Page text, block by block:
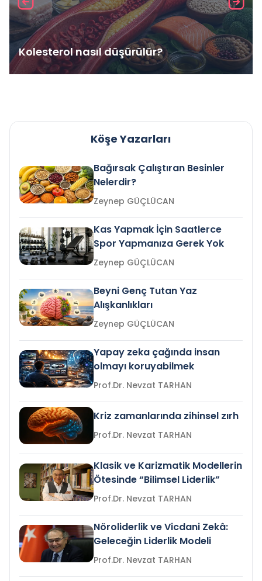
Kolesterol nasıl düşürülür?
Köşe Yazarları
Bağırsak Çalıştıran Besinler
Nelerdir?
Zeynep GÜÇLÜCAN
Kas Yapmak İçin Saatlerce
Spor Yapmanıza Gerek Yok
Zeynep GÜÇLÜCAN
Beyni Genç Tutan Yaz
Alışkanlıkları
Zeynep GÜÇLÜCAN
Yapay zeka çağında insan
olmayı koruyabilmek
Prof.Dr. Nevzat TARHAN
Kriz zamanlarında zihinsel zırh
Prof.Dr. Nevzat TARHAN
Klasik ve Karizmatik Modellerin
Ötesinde “Bilimsel Liderlik”
Prof.Dr. Nevzat TARHAN
Nöroliderlik ve Vicdani Zekâ:
Geleceğin Liderlik Modeli
Prof.Dr. Nevzat TARHAN